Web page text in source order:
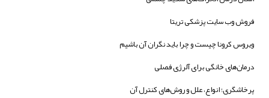
فروش وب سایت پزشکی تریتا
ویروس کرونا چیست و چرا باید نگران آن باشیم
درمان‌های خانگی برای آلرژی فصلی
پرخاشگری؛ انواع، علل و روش‌های کنترل آن